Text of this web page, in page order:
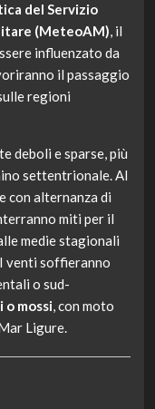
del Servizio
(MeteoAM), il
influenzato da
il passaggio
regioni
deboli e sparse, più
settentrionale. Al
con alternanza di
miti per il
medie stagionali
venti soffieranno
o sud-
o mossi, con moto
Ligure.